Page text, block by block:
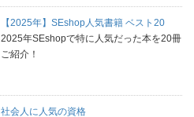
【2025年】SEshop人気書籍 ベスト20
2025年SEshopで特に人気だった本を20冊
ご紹介！
社会人に人気の資格